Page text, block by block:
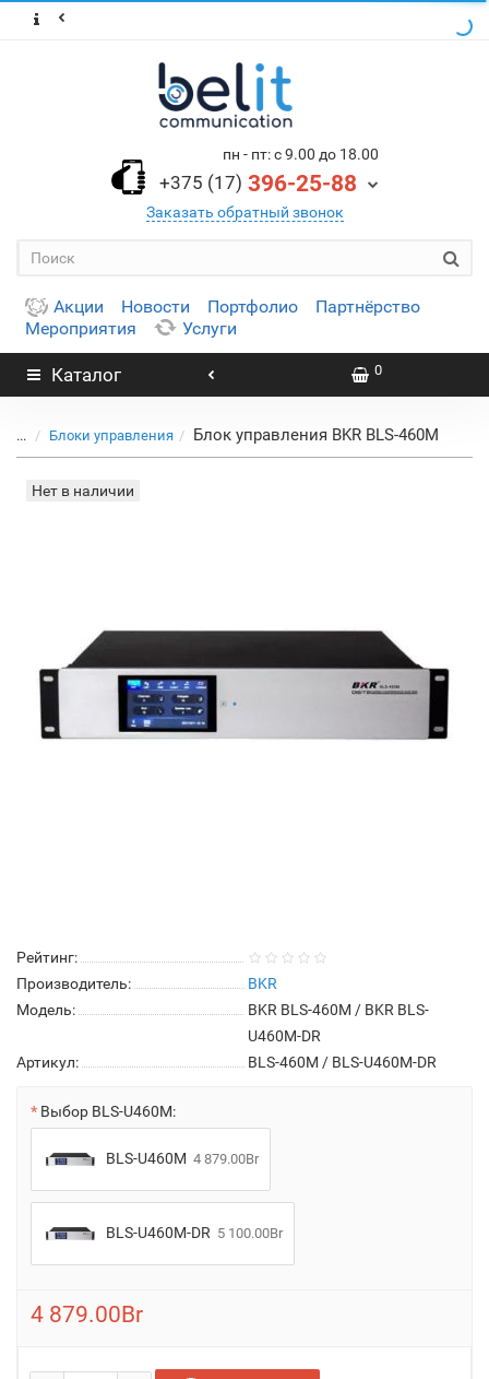
пн - пт: с 9.00 до 18.00
+375 (17) 396-25-88
Заказать обратный звонок
Акции Новости Портфолио
Партнёрство
Мероприятия
Услуги
Каталог 0
... Блоки управления Блок управления BKR BLS-460M
Нет в наличии
Рейтинг:
Производитель:
BKR
Модель:
BKR BLS-460M / BKR BLS-
U460M-DR
Артикул:
BLS-460M / BLS-U460M-DR
Выбор BLS-U460M:
BLS-U460M 4 879.00Br
BLS-U460M-DR 5 100.00Br
4 879.00Br